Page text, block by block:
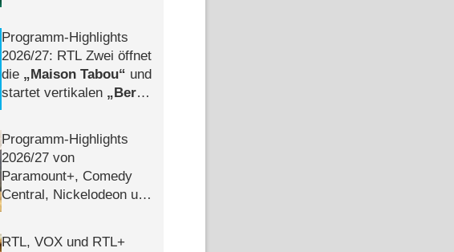
Programm-Highlights
2026/​27: RTL Zwei öffnet
die
Maison Tabou
und
startet vertikalen
Berlin
Programm-Highlights
2026/​27 von
Paramount+, Comedy
Central, Nickelodeon und
RTL, VOX und RTL+